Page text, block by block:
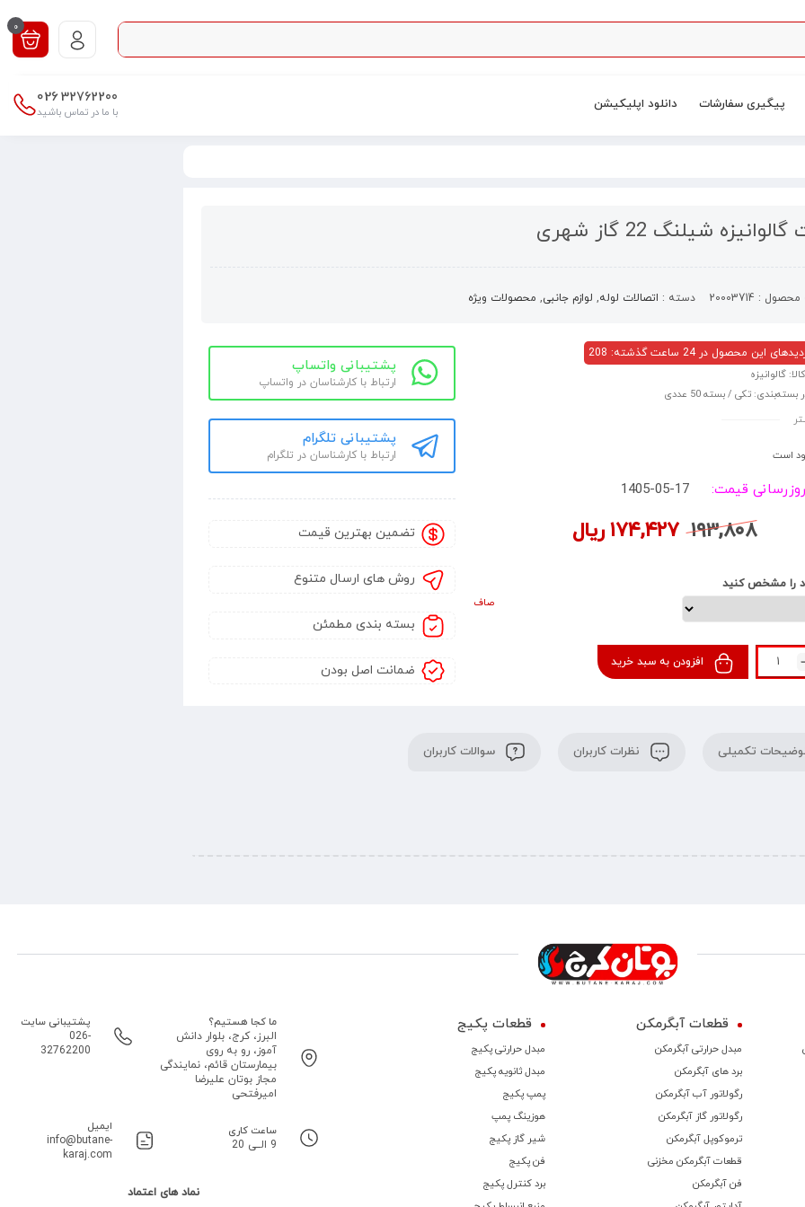
0
پیگیری سفارشات دانلود اپلیکیشن 32762200
026
با ما در تماس باشید
شیلنگ 22 گاز شهری
محصول : 20003714 دسته : اتصالات لوله, لوازم جانبی, محصولات ویژه
این محصول در 24 ساعت گذشته: 208
گالوانیزه
بسته‌بندی: تکی / بسته 50 عددی
شهری
است
قیمت: 1405-05-17
۱۹۳,۸۰۸ ۱۷۴,۴۲۷ ریال
را مشخص کنید
صاف
افزودن به سبد خرید
پشتیبانی واتساپ
ارتباط با کارشناسان در واتساپ
پشتیبانی تلگرام
ارتباط با کارشناسان در تلگرام
تضمین بهترین قیمت
روش های ارسال متنوع
بسته بندی مطمئن
ضمانت اصل بودن
تکمیلی نظرات کاربران سوالات کاربران
قطعات آبگرمکن
مبدل حرارتی آبگرمکن
برد های آبگرمکن
رگولاتور آب آبگرمکن
رگولاتور گاز آبگرمکن
ترموكوپل آبگرمکن
قطعات آبگرمکن مخزنی
فن آبگرمکن
قطعات پکیج
مبدل حرارتی پکیج
مبدل ثانویه پکیج
پمپ پکیج
هوزینگ پمپ
شیر گاز پکیج
فن پکیج
برد کنترل پکیج
ما کجا هستیم؟
البرز، کرج، بلوار دانش
آموز، رو به روی
بیمارستان قائم، نمایندگی
مجاز بوتان علیرضا
امیرفتحی
پشتیبانی سایت
026-
32762200
ساعت کاری
9 الــی 20
ایمیل
info@butane-
karaj.com
نماد های اعتماد